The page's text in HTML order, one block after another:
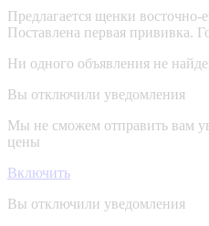
Предлагается щенки восточно-
Поставлена первая прививка.
Ни одного объявления не
Вы отключили уведомления
Мы не сможем отправить вам
цены
Включить
Вы отключили уведомления